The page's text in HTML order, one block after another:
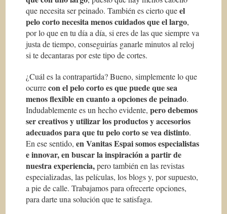
que necesita ser peinado. También es cierto queel
pelo corto necesita menos cuidados que el largo,
por lo que en tu día a día, si eres de las que siempre va
justa de tiempo, conseguirías ganarle minutos al reloj
si te decantaras por este tipo de cortes.
¿Cuál es la contrapartida? Bueno, simplemente lo que
ocurrecon el pelo corto es que puede que sea
menos flexible en cuanto a opciones de peinado.
Indudablemente es un hecho evidente,pero debemos
ser creativos y utilizar los productos y accesorios
adecuados para que tu pelo corto se vea distinto.
En ese sentido,en Vanitas Espai somos especialistas
e innovar, en buscar la inspiración a partir de
nuestra experiencia,pero también en las revistas
especializadas, las películas, los blogs y, por supuesto,
a pie de calle. Trabajamos para ofrecerte opciones,
para darte una solución que te satisfaga.